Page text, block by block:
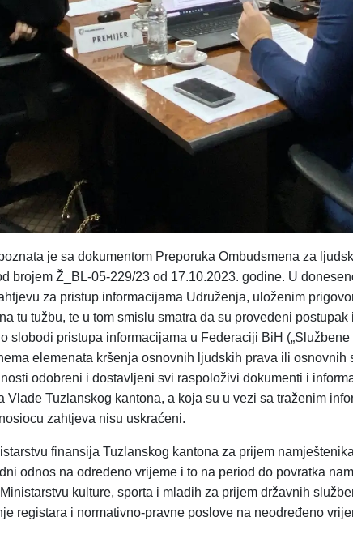
je sa dokumentom Preporuka Ombudsmena za
brojem Ž_BL-05-229/23 od 17.10.2023. godine. U
za pristup informacijama Udruženja, uloženim
tu tužbu, te u tom smislu smatra da su provedeni
slobodi pristupa informacijama u Federaciji BiH
elemenata kršenja osnovnih ljudskih prava ili
odobreni i dostavljeni svi raspoloživi dokumenti i
Vlade Tuzlanskog kantona, a koja su u vezi sa traženim
zahtjeva nisu uskraćeni.
finansija Tuzlanskog kantona za prijem
odnos na određeno vrijeme i to na period do povratka
kulture, sporta i mladih za prijem državnih
registara i normativno-pravne poslove na neodređeno